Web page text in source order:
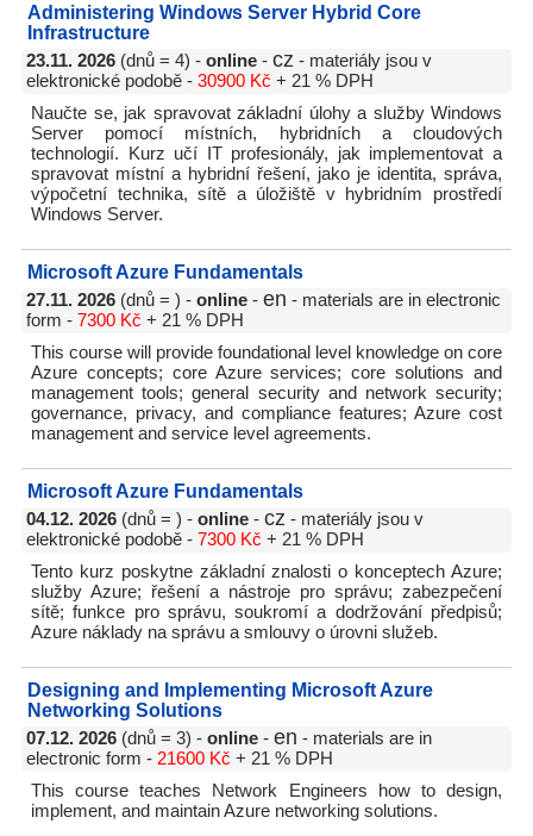
Administering Windows Server Hybrid Core
Infrastructure
23.11. 2026 (dnů = 4) - online - cz - materiály jsou v
elektronické podobě - 30900 Kč + 21 % DPH
Naučte se, jak spravovat základní úlohy a služby Windows
Server pomocí místních, hybridních a cloudových
technologií. Kurz učí IT profesionály, jak implementovat a
spravovat místní a hybridní řešení, jako je identita, správa,
výpočetní technika, sítě a úložiště v hybridním prostředí
Windows Server.
Microsoft Azure Fundamentals
27.11. 2026 (dnů = ) - online - en - materials are in electronic
form - 7300 Kč + 21 % DPH
This course will provide foundational level knowledge on core
Azure concepts; core Azure services; core solutions and
management tools; general security and network security;
governance, privacy, and compliance features; Azure cost
management and service level agreements.
Microsoft Azure Fundamentals
04.12. 2026 (dnů = ) - online - cz - materiály jsou v
elektronické podobě - 7300 Kč + 21 % DPH
Tento kurz poskytne základní znalosti o konceptech Azure;
služby Azure; řešení a nástroje pro správu; zabezpečení
sítě; funkce pro správu, soukromí a dodržování předpisů;
Azure náklady na správu a smlouvy o úrovni služeb.
Designing and Implementing Microsoft Azure
Networking Solutions
07.12. 2026 (dnů = 3) - online - en - materials are in
electronic form - 21600 Kč + 21 % DPH
This course teaches Network Engineers how to design,
implement, and maintain Azure networking solutions.